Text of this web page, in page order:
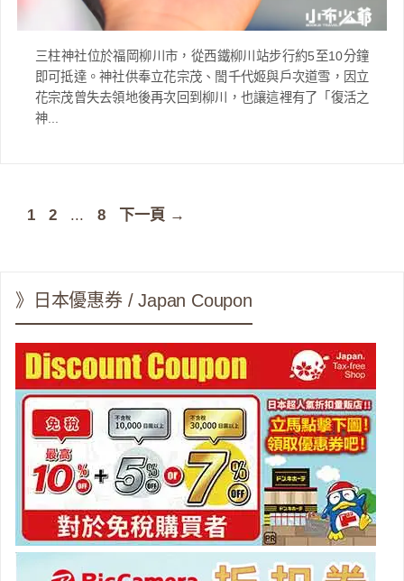
三柱神社位於福岡柳川市，從西鐵柳川站步行約5至10分鐘
即可抵達。神社供奉立花宗茂、誾千代姬與戶次道雪，因立
花宗茂曾失去領地後再次回到柳川，也讓這裡有了「復活之
神...
頁
1
頁
2 ...
頁
8 下一頁 →
》日本優惠券 / Japan Coupon